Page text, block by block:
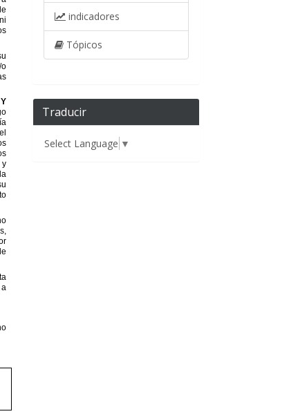
indicadores
Tópicos
Traducir
Select Language ▼